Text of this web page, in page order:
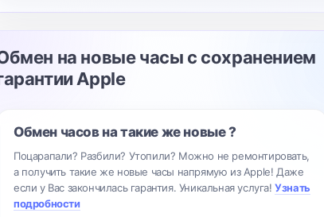
на новые часы с сохранением
Apple
Обмен часов на такие же новые ?
Поцарапали? Разбили? Утопили? Можно не ремонтировать,
а получить такие же новые часы напрямую из Apple! Даже
если у Вас закончилась гарантия. Уникальная услуга!Узнать
подробности